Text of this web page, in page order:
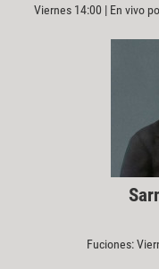
Viernes 14:00 | En vivo
Fuciones: